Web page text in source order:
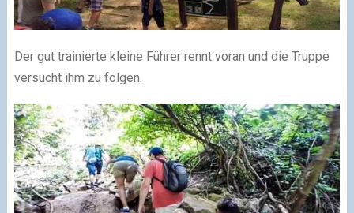
Der gut trainierte kleine Führer rennt voran und die Truppe
versucht ihm zu folgen.